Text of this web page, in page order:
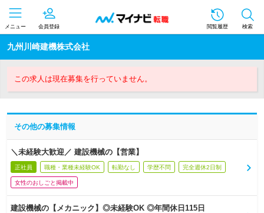
メニュー 会員登録 閲覧履歴 検索
九州川崎建機株式会社
この求人は現在募集を行っていません。
その他の募集情報
＼未経験大歓迎／ 建設機械の【営業】
正社員 職種・業種未経験OK 転勤なし 学歴不問 完全週休2日制
女性のおしごと掲載中
建設機械の【メカニック】◎未経験OK ◎年間休日115日